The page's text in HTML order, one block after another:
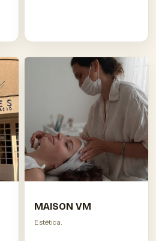
MAISON VM
Estética.